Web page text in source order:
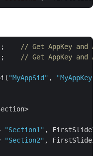
; // Get AppKey and
; // Get AppKey and
"MyAppSid" , "MyAppKey"
"Section1" ,
"Section2" ,